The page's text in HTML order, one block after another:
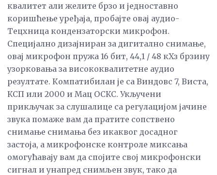
квалитет али желите брзо и једноставно
коришћење уређаја, пробајте овај аудио-
Тецхница кондензаторски микрофон.
Специјално дизајниран за дигитално снимање,
овај микрофон пружа 16 бит, 44,1 / 48 кХз брзину
узорковања за висококвалитетне аудио
резултате. Компатибилан је са Виндовс 7, Виста,
КСП или 2000 и Мац ОСКС. Укључени
прикључак за слушалице са регулацијом јачине
звука помаже вам да пратите сопствено
снимање снимања без икаквог досадног
застоја, а микрофонске контроле миксања
омогућавају вам да спојите свој микрофонски
сигнал и унапред снимљен звук, тако да